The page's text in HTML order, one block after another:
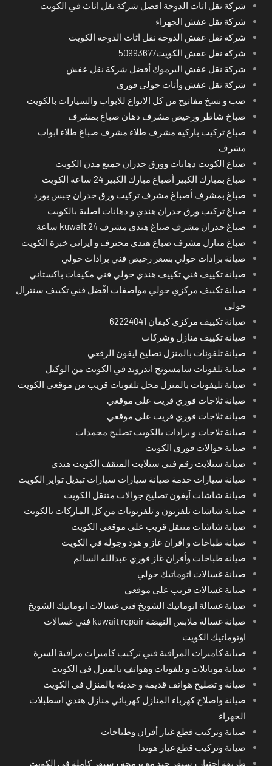
شركة نقل اثاث الدوحة افضل شركة نقل اثاث في الكويت
شركة نقل عفش الجهراء
شركة نقل عفش الدوحة نقل اثاث الدوحة الكويت
شركة نقل عفش الكويت50993677
شركة نقل عفش اليرموك أفضل شركة نقل عفش
شركة نقل عفش وأثاث حولي فوري
صب و نسخ مفاتيح من كل الانواع للابواب والسيارات بالكويت
صباخ شاطر ورخيص مشرف دهان صباغ بمشرف
صباع تركيب باركيه مشرف طلاء مشرف صباغ طلاء ابواب
مشرف
صباغ الكويت دهانات وورق جدران جميع مدن الكويت
صباغ بمبارك الكبير أصباغ مبارك الكبير 24 ساعة الكويت
صباغ بمشرف أصباغ مشرف تركيب ورق جدران جبس بورد
صباغ تركيب ورق جدران هندي و دهانات اصلية بالكويت
صباغ جدران مشرف صباغ هندي مشرف kuwait 24 ساعة
صباغ منازل مشرف صباغ هندي محترف و ايراني خبرة الكويت
صيانة برادات حولي بسعر رخيص فني برادات حولي
صيانة تكييف فني تكييف هندي حولي فني مكيفات باكستاني
صيانة تكييف مركزي حولي مواصفات افْضل فني تكييف سنترال
حولي
صيانة تكييف مركزي كيفان 62224041
صيانة تكييف منازل وشركات
صيانة تلفونات بالمنزل تصليح ايفون الرقعي
صيانة تلفونات سامسونج اندرويد في الكويت من الوكيل
صيانة تليفونات بالمنزل محل تلفونات قريب من موقعي الكويت
صيانة ثلاجات فوري قريب على موقعي
صيانة ثلاجات فوري قريب على موقعي
صيانة ثلاجات و برادات بالكويت تصليح مجمدات
صيانة جوالات فوري الكويت
صيانة ستلايت رقم فني ستلايت المنقف الكويت هندي
صيانة سيارات خدمة صيانة سيارات سيارات تبديل تواير الكويت
صيانة شاشات آيفون تصليح جوالات متنقل الكويت
صيانة شاشات تلفزيون و تلفزيونات من كل الماركات بالكويت
صيانة شاشات متنقل قريب على موقعي الكويت
صيانة طباخات و افران غاز و هود وجولة في الكويت
صيانة طباخات وأفران غاز فوري عبدالله السالم
صيانة غسالات اتوماتيك حولي
صيانة غسالات قريب على موقعي
صيانة غسالة اتوماتيك الشويخ فني غسالات اتوماتيك الشويخ
صيانة غسالة ملابس النهضة kuwait repair فني غسالات
اوتوماتيك الكويت
صيانة كاميرات المراقبة فني تركيب كاميرات مراقبة السرة
صيانة موبايلات و تلفونات وهواتف بالمنزل في الكويت
صيانة و تصليح هواتف قديمة و حديثة بالمنزل في الكويت
صيانة واصلاح كهرباء المنازل كهربائي منازل هندي اسطبلات
الجهراء
صيانة وتركيب قطع غيار أفران وطباخات
صيانة وتركيب قطع غيار هوندا
طريقة اختِيار رسيفر جيد مع برمجة رسيفر كاملة في الكويت